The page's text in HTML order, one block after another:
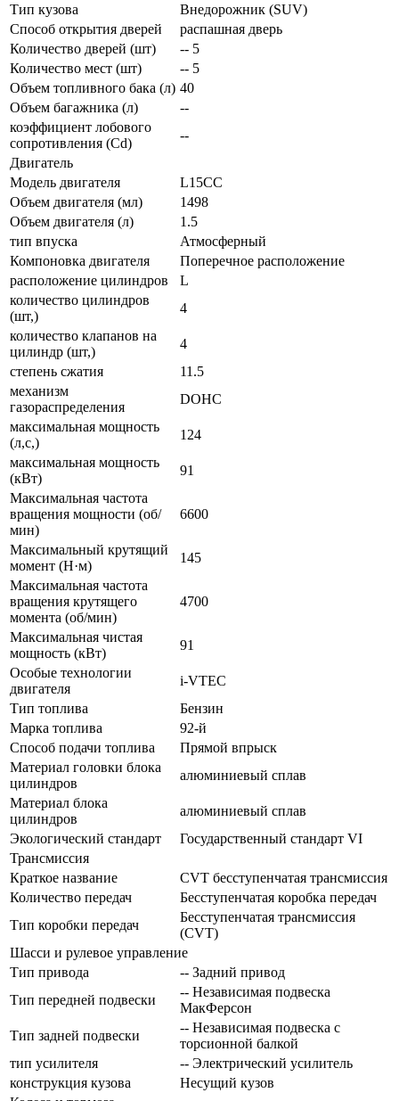
Тип кузова
Внедорожник (SUV)
Способ открытия дверей
распашная дверь
Количество дверей (шт)
-- 5
Количество мест (шт)
-- 5
Объем топливного бака (л) 40
Объем багажника (л)
--
коэффициент лобового
сопротивления (Cd)
--
Двигатель
Модель двигателя
L15CC
Объем двигателя (мл)
1498
Объем двигателя (л)
1.5
тип впуска
Атмосферный
Компоновка двигателя
Поперечное расположение
расположение цилиндров
L
количество цилиндров
(шт,)
4
количество клапанов на
цилиндр (шт,)
4
степень сжатия
11.5
механизм
газораспределения
DOHC
максимальная мощность
(л,с,)
124
максимальная мощность
(кВт)
91
Максимальная частота
вращения мощности (об/
мин)
6600
Максимальный крутящий
момент (Н·м)
145
Максимальная частота
вращения крутящего
момента (об/мин)
4700
Максимальная чистая
мощность (кВт)
91
Особые технологии
двигателя
i-VTEC
Тип топлива
Бензин
Марка топлива
92-й
Способ подачи топлива
Прямой впрыск
Материал головки блока
цилиндров
алюминиевый сплав
Материал блока
цилиндров
алюминиевый сплав
Экологический стандарт
Государственный стандарт VI
Трансмиссия
Краткое название
CVT бесступенчатая трансмиссия
Количество передач
Беcступенчатая коробка передач
Тип коробки передач
Бесступенчатая трансмиссия
(CVT)
Шасси и рулевое управление
Тип привода
-- Задний привод
Тип передней подвески
-- Независимая подвеска
МакФерсон
Тип задней подвески
-- Независимая подвеска с
торсионной балкой
тип усилителя
-- Электрический усилитель
конструкция кузова
Несущий кузов